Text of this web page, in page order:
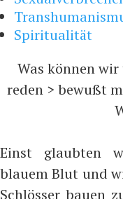
Spiritualität
Was können
reden > bewußt
Einst glaubten
blauem Blut und
Schlösser bauen